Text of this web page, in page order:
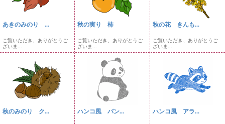
あきのみのり ...
ご覧いただき、ありがとうご
ざいま...
秋の実り 柿
ご覧いただき、ありがとうご
ざいま...
秋の花 きんも...
ご覧いただき、ありがとうご
ざいま...
秋のみのり ク... ハンコ風 パン... ハンコ風 アラ...